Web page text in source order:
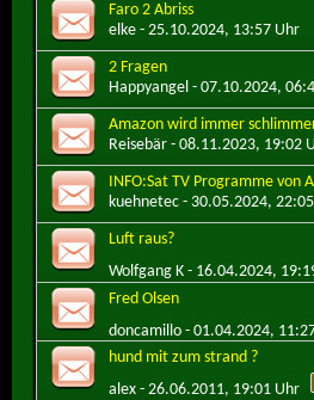
Faro 2 Abriss
elke - 25.10.2024, 13:57 Uhr
2 Fragen
Happyangel - 07.10.2024,
Amazon wird immer
Reisebär - 08.11.2023, 19:02
INFO:Sat TV Programme von
kuehnetec - 30.05.2024,
Luft raus?
Wolfgang K - 16.04.2024,
Fred Olsen
doncamillo - 01.04.2024,
hund mit zum strand ?
alex - 26.06.2011, 19:01 Uhr